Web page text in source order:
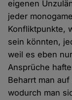
eigenen
jeder
Konfliktpunkte,
sein könnten,
weil es eben
Ansprüche
Beharrt man
wodurch man